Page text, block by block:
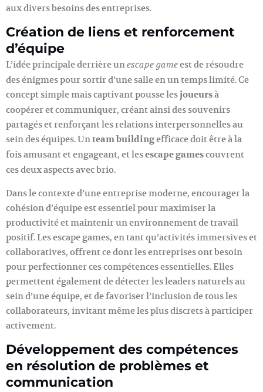
aux divers besoins des entreprises.
Création de liens et renforcement
d’équipe
L’idée principale derrière unescape gameest de résoudre
des énigmes pour sortir d’une salle en un temps limité. Ce
concept simple mais captivant pousse lesjoueursà
coopérer et communiquer, créant ainsi des souvenirs
partagés et renforçant les relations interpersonnelles au
sein des équipes. Unteam buildingefficace doit être à la
fois amusant et engageant, et lesescape gamescouvrent
ces deux aspects avec brio.
Dans le contexte d’une entreprise moderne, encourager la
cohésion d’équipe est essentiel pour maximiser la
productivité et maintenir un environnement de travail
positif. Les escape games, en tant qu’activités immersives et
collaboratives, offrent ce dont les entreprises ont besoin
pour perfectionner ces compétences essentielles. Elles
permettent également de détecter les leaders naturels au
sein d’une équipe, et de favoriser l’inclusion de tous les
collaborateurs, invitant même les plus discrets à participer
activement.
Développement des compétences
en résolution de problèmes et
communication